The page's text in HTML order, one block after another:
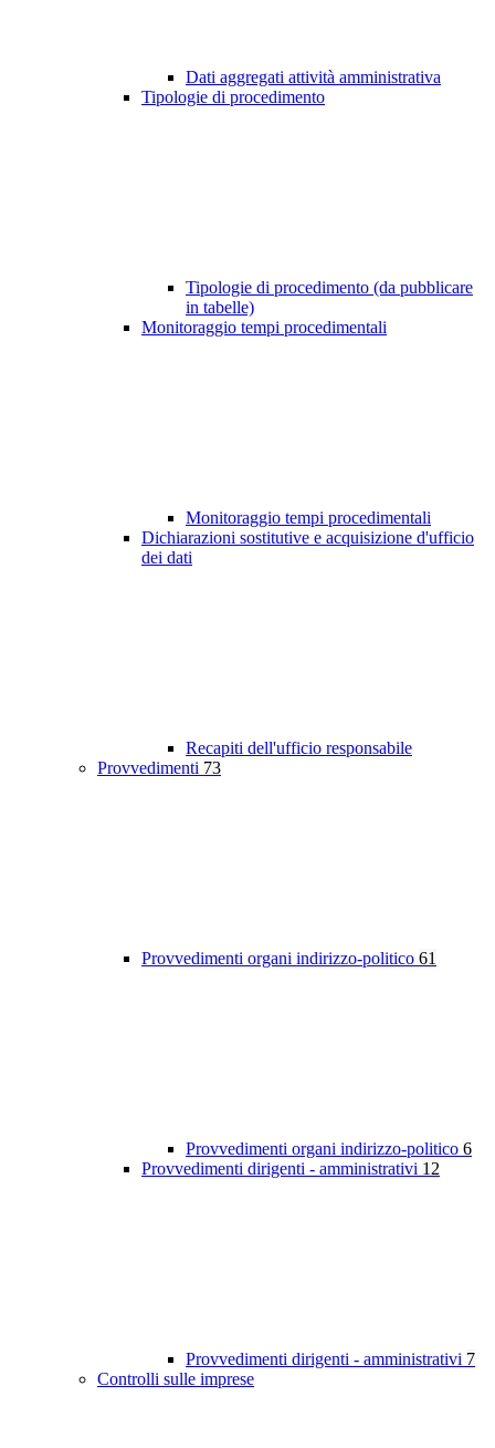
Dati aggregati attività amministrativa
Tipologie di procedimento
Tipologie di procedimento (da pubblicare
in tabelle)
Monitoraggio tempi procedimentali
Monitoraggio tempi procedimentali
Dichiarazioni sostitutive e acquisizione d'ufficio
dei dati
Recapiti dell'ufficio responsabile
Provvedimenti 73
Provvedimenti organi indirizzo-politico 61
Provvedimenti organi indirizzo-politico 6
Provvedimenti dirigenti - amministrativi 12
Provvedimenti dirigenti - amministrativi 7
Controlli sulle imprese